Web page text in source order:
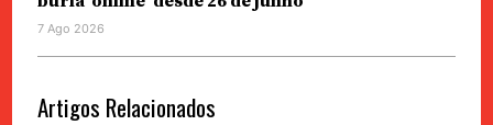
7 Ago 2026
Artigos Relacionados